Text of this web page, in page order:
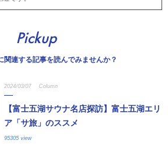
Pickup
関連する記事を読んでみませんか？
2024/03/07 Column
【富士五湖サウナ名店探訪】富士五湖エリ
ア「サ旅」のススメ
95305 view